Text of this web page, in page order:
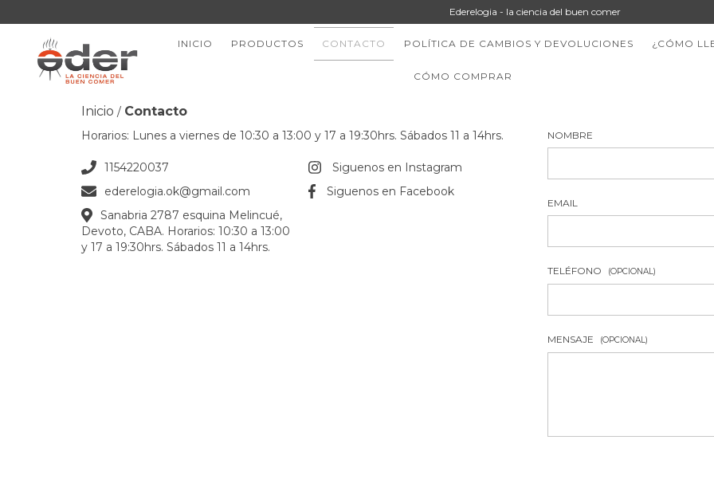
Ederelogia - la ciencia del buen comer
INICIO PRODUCTOS CONTACTO POLÍTICA DE CAMBIOS Y DEVOLUCIONES ¿CÓMO
CÓMO COMPRAR
Inicio / Contacto
Horarios: Lunes a viernes de 10:30 a 13:00 y 17 a 19:30hrs. Sábados 11 a 14hrs.
1154220037
ederelogia.ok@gmail.com
Sanabria 2787 esquina Melincué,
Devoto, CABA. Horarios: 10:30 a 13:00
y 17 a 19:30hrs. Sábados 11 a 14hrs.
Siguenos en Instagram
Siguenos en Facebook
NOMBRE
EMAIL
TELÉFONO (OPCIONAL)
MENSAJE (OPCIONAL)